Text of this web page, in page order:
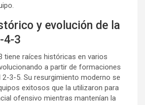
y evolución de la
4-3
tiene raíces históricas en varios
a partir de formaciones
3-5. Su resurgimiento moderno se
exitosos que la utilizaron para
ofensivo mientras mantenían la